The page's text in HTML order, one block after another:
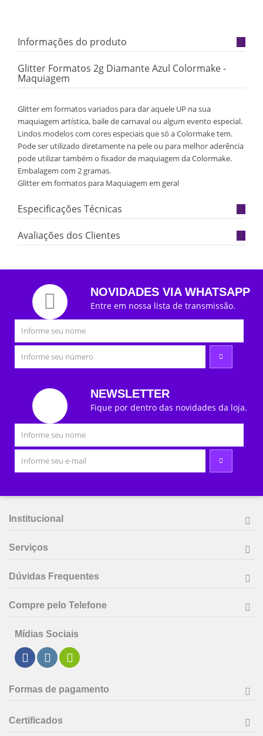
Informações do produto
Glitter Formatos 2g Diamante Azul Colormake -
Maquiagem
Glitter em formatos variados para dar aquele UP na sua
maquiagem artística, baile de carnaval ou algum evento especial.
Lindos modelos com cores especiais que só a Colormake tem.
Pode ser utilizado diretamente na pele ou para melhor aderência
pode utilizar também o fixador de maquiagem da Colormake.
Embalagem com 2 gramas.
Glitter em formatos para Maquiagem em geral
Especificações Técnicas
Avaliações dos Clientes
NOVIDADES VIA WHATSAPP
Entre em nossa lista de transmissão.
NEWSLETTER
Fique por dentro das novidades da loja.
Institucional
Serviços
Dúvidas Frequentes
Compre pelo Telefone
Mídias Sociais
Formas de pagamento
Certificados